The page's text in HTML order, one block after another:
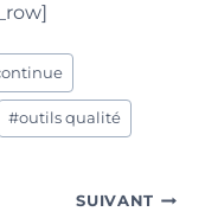
#outils qualité
SUIVANT